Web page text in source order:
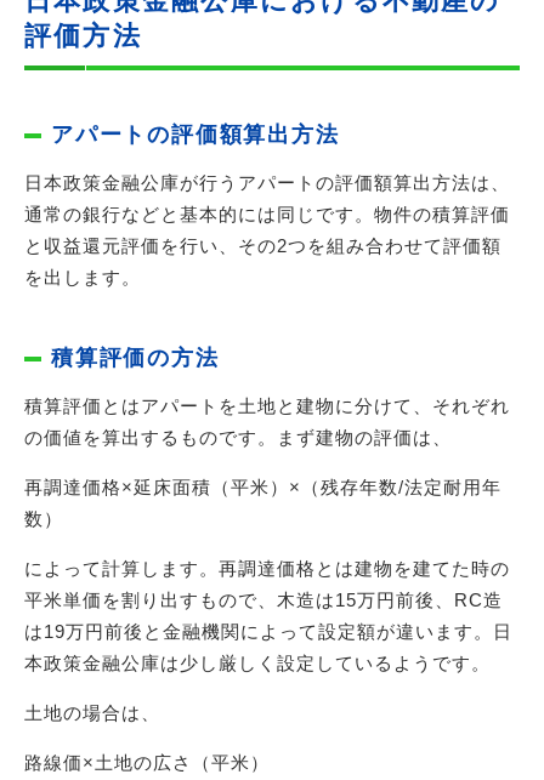
評価方法
アパートの評価額算出方法
日本政策金融公庫が行うアパートの評価額算出方法は、
通常の銀行などと基本的には同じです。物件の積算評価
と収益還元評価を行い、その2つを組み合わせて評価額
を出します。
積算評価の方法
積算評価とはアパートを土地と建物に分けて、それぞれ
の価値を算出するものです。まず建物の評価は、
再調達価格×延床面積（平米）×（残存年数/法定耐用年
数）
によって計算します。再調達価格とは建物を建てた時の
平米単価を割り出すもので、木造は15万円前後、RC造
は19万円前後と金融機関によって設定額が違います。日
本政策金融公庫は少し厳しく設定しているようです。
土地の場合は、
路線価×土地の広さ（平米）